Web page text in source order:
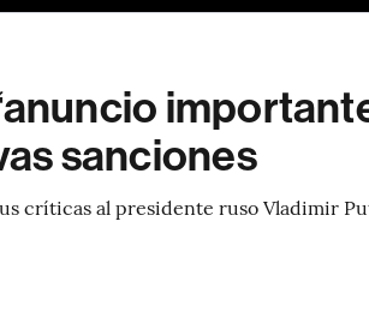
sanciones
críticas al presidente ruso Vladimir